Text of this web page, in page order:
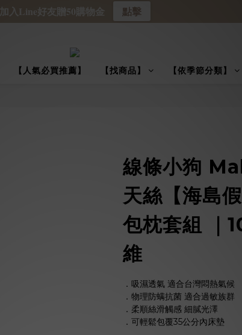
【人氣必買推薦】 【找商品】 【依季節分類】
線條小狗
天絲【海島
包枕套組 ｜
維
．吸濕透氣 適合台灣悶熱氣候
．物理防螨抗菌 適合過敏族群
．柔順絲滑觸感 細膩光澤
．可輕鬆包覆35公分內床墊
加入Line好友贈50購物金 點擊